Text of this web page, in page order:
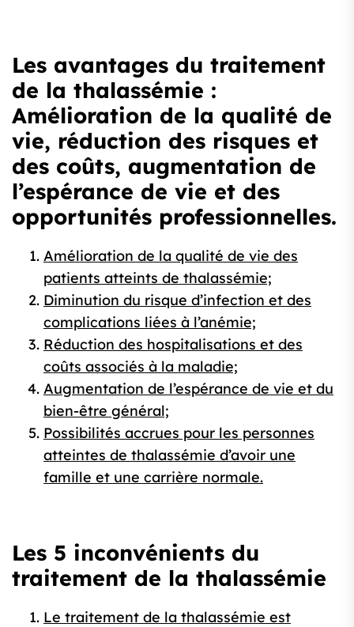
Les avantages du traitement
de la thalassémie :
Amélioration de la qualité de
vie, réduction des risques et
des coûts, augmentation de
l’espérance de vie et des
opportunités professionnelles.
Amélioration de la qualité de vie des
patients atteints de thalassémie;
Diminution du risque d’infection et des
complications liées à l’anémie;
Réduction des hospitalisations et des
coûts associés à la maladie;
Augmentation de l’espérance de vie et du
bien-être général;
Possibilités accrues pour les personnes
atteintes de thalassémie d’avoir une
famille et une carrière normale.
Les 5 inconvénients du
traitement de la thalassémie
Le traitement de la thalassémie est